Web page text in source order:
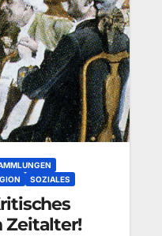
SOZIALES
Zeitalter!